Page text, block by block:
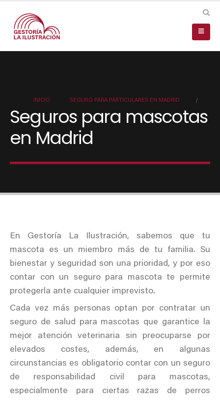
SEGURO PARA PARTICULARES EN MADRID
Seguros para mascotas
en Madrid
En Gestoría La Ilustración, sabemos que tu
mascota es un miembro más de tu familia. Su
bienestar y seguridad son una prioridad, y por eso
contar con un seguro para mascota te permite
protegerla ante cualquier imprevisto.
Cada vez más personas optan por contratar un
seguro de salud para mascotas que garantice la
mejor atención veterinaria sin preocuparse por
elevados costes, además, en algunas
circunstancias es obligatorio contar con un seguro
de responsabilidad civil para mascotas,
especialmente para ciertas razas de perros